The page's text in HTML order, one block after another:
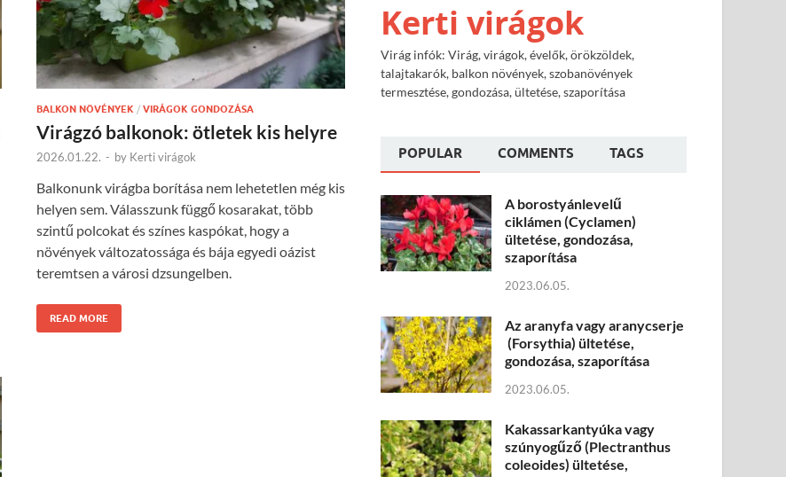
BALKON NÖVÉNYEK / VIRÁGOK GONDOZÁSA
Virágzó balkonok: ötletek kis helyre
2026.01.22. - by Kerti virágok
Balkonunk virágba borítása nem lehetetlen még kis
helyen sem. Válasszunk függő kosarakat, több
szintű polcokat és színes kaspókat, hogy a
növények változatossága és bája egyedi oázist
teremtsen a városi dzsungelben.
READ MORE
Kerti virágok
Virág infók: Virág, virágok, évelők, örökzöldek,
talajtakarók, balkon növények, szobanövények
termesztése, gondozása, ültetése, szaporítása
POPULAR COMMENTS TAGS
A borostyánlevelű
ciklámen (Cyclamen)
ültetése, gondozása,
szaporítása
2023.06.05.
Az aranyfa vagy aranycserje
(Forsythia) ültetése,
gondozása, szaporítása
2023.06.05.
Kakassarkantyúka vagy
szúnyogűző (Plectranthus
coleoides) ültetése,